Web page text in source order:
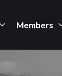
Members